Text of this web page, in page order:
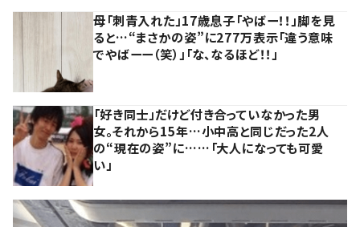
母「刺青入れた」17歳息子「やばー！！」脚を見
ると…“まさかの姿”に277万表示「違う意味
でやばーー（笑）」「な、なるほど！！」
「好き同士」だけど付き合っていなかった男
女。それから15年…小中高と同じだった2人
の“現在の姿”に……「大人になっても可愛
い」